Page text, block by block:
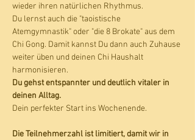
wieder ihren natürlichen Rhythmus.
Du lernst auch die "taoistische
Atemgymnastik" oder "die 8 Brokate" aus dem
Chi Gong. Damit kannst Du dann auch Zuhause
weiter üben und deinen Chi Haushalt
harmonisieren.
Du gehst entspannter und deutlich vitaler in
deinen Alltag.
Dein perfekter Start ins Wochenende.
Die Teilnehmerzahl ist limitiert, damit wir in